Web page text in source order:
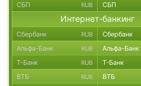
СБП RUB СБП
Интернет-банкинг
Сбербанк RUB Сбербанк
Альфа-Банк RUB Альфа-Банк
Т-Банк RUB Т-Банк
ВТБ RUB ВТБ